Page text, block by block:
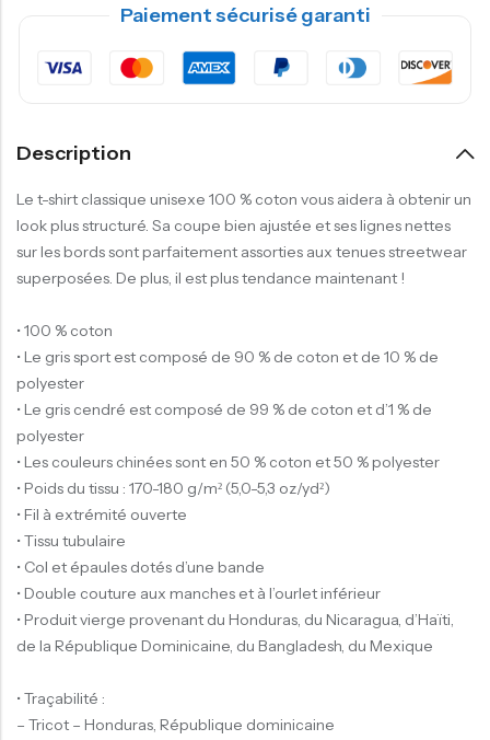
Paiement sécurisé garanti
Description
Le t-shirt classique unisexe 100 % coton vous aidera à obtenir un
look plus structuré. Sa coupe bien ajustée et ses lignes nettes
sur les bords sont parfaitement assorties aux tenues streetwear
superposées. De plus, il est plus tendance maintenant !
• 100 % coton
• Le gris sport est composé de 90 % de coton et de 10 % de
polyester
• Le gris cendré est composé de 99 % de coton et d’1 % de
polyester
• Les couleurs chinées sont en 50 % coton et 50 % polyester
• Poids du tissu : 170-180 g/m² (5,0-5,3 oz/yd²)
• Fil à extrémité ouverte
• Tissu tubulaire
• Col et épaules dotés d’une bande
• Double couture aux manches et à l’ourlet inférieur
• Produit vierge provenant du Honduras, du Nicaragua, d’Haïti,
de la République Dominicaine, du Bangladesh, du Mexique
• Traçabilité :
– Tricot – Honduras, République dominicaine